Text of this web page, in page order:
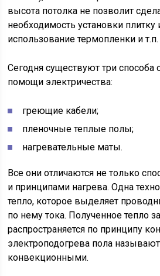
высота потолка не позволит
необходимость установки плитку
использование термопленки и т.п.
Сегодня существуют три способа
помощи электричества:
греющие кабели;
пленочные теплые полы;
нагревательные маты.
Все они отличаются не только
и принципами нагрева. Одна
тепло, которое выделяет
по нему тока. Полученное тепло
распространяется по принципу
электроподогрева пола
конвекционными.